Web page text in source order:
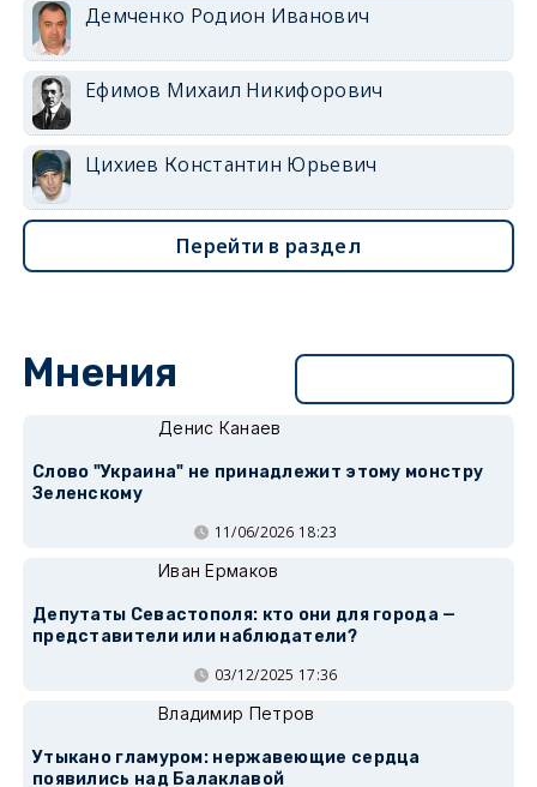
Демченко Родион Иванович
Ефимов Михаил Никифорович
Цихиев Константин Юрьевич
Перейти в раздел
Мнения
Денис Канаев
Слово "Украина" не принадлежит этому монстру
Зеленскому
11/06/2026 18:23
Иван Ермаков
Депутаты Севастополя: кто они для города —
представители или наблюдатели?
03/12/2025 17:36
Владимир Петров
Утыкано гламуром: нержавеющие сердца
появились над Балаклавой